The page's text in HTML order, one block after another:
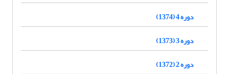
دوره 4 (1374)
دوره 3 (1373)
دوره 2 (1372)